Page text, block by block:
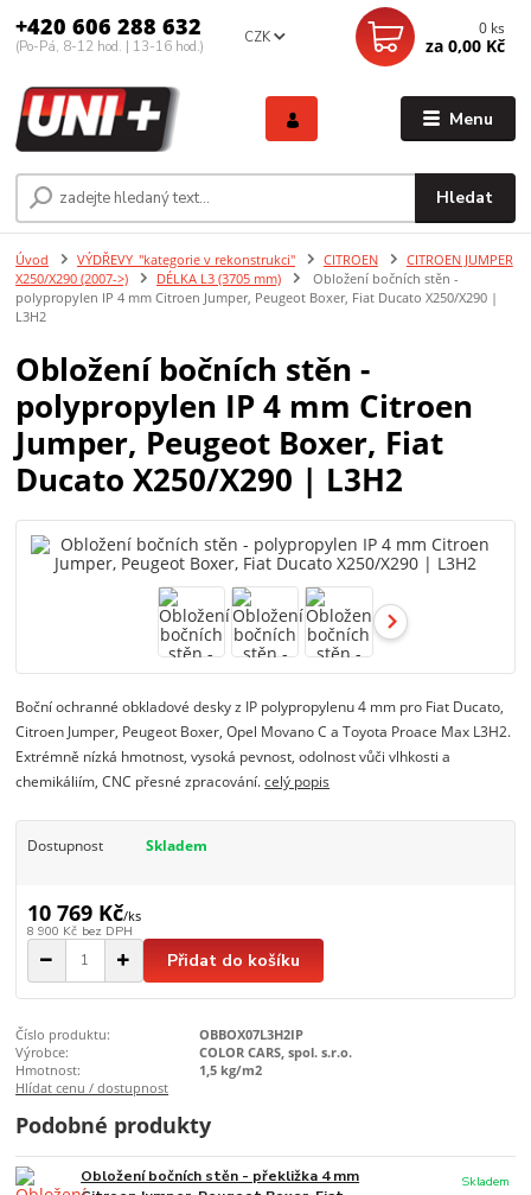
Menu
CZK
Hledat
+420 606 288 632
(Po-Pá, 8-12 hod. | 13-16 hod.)
0 ks
za 0,00 Kč
Úvod VÝDŘEVY_"kategorie v rekonstrukci" CITROEN
CITROEN JUMPER
X250/X290 (2007->)
DÉLKA L3 (3705 mm)
Obložení bočních stěn -
polypropylen IP 4 mm Citroen Jumper, Peugeot Boxer, Fiat Ducato X250/X290 |
L3H2
Obložení bočních stěn -
polypropylen IP 4 mm Citroen
Jumper, Peugeot Boxer, Fiat
Ducato X250/X290 | L3H2
Boční ochranné obkladové desky z IP polypropylenu 4 mm pro Fiat Ducato,
Citroen Jumper, Peugeot Boxer, Opel Movano C a Toyota Proace Max L3H2.
Extrémně nízká hmotnost, vysoká pevnost, odolnost vůči vlhkosti a
chemikáliím, CNC přesné zpracování.celý popis
Dostupnost Skladem
10 769 Kč/ks
8 900 Kč bez DPH
Přidat do košíku
Číslo produktu:
OBBOX07L3H2IP
Výrobce:
COLOR CARS, spol. s.r.o.
Hmotnost:
1,5 kg/m2
Hlídat cenu / dostupnost
Podobné produkty
Obložení bočních stěn - překližka 4 mm
Skladem